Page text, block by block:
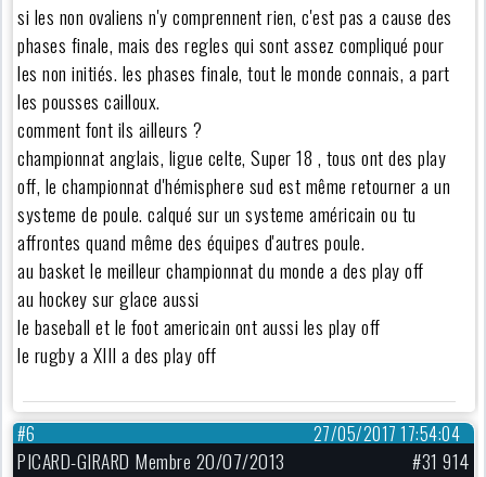
si les non ovaliens n'y comprennent rien, c'est pas a cause des
phases finale, mais des regles qui sont assez compliqué pour
les non initiés. les phases finale, tout le monde connais, a part
les pousses cailloux.
comment font ils ailleurs ?
championnat anglais, ligue celte, Super 18 , tous ont des play
off, le championnat d'hémisphere sud est même retourner a un
systeme de poule. calqué sur un systeme américain ou tu
affrontes quand même des équipes d'autres poule.
au basket le meilleur championnat du monde a des play off
au hockey sur glace aussi
le baseball et le foot americain ont aussi les play off
le rugby a XIII a des play off
27/05/2017 17:54:04
#6
PICARD-GIRARD Membre 20/07/2013
#31 914